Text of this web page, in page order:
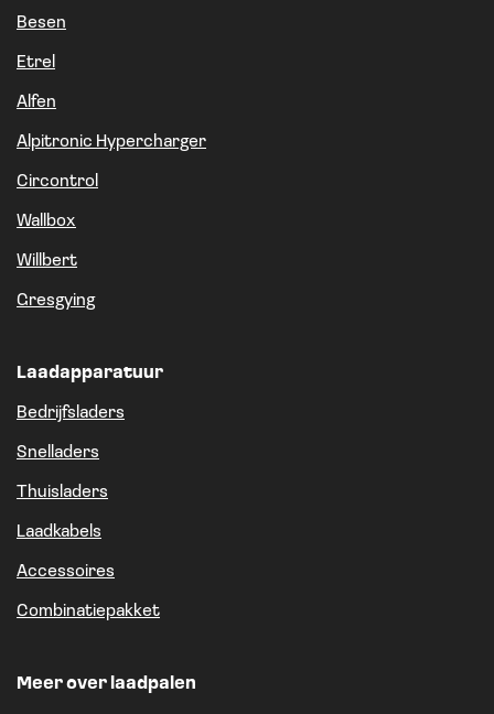
Besen
Etrel
Alfen
Alpitronic Hypercharger
Circontrol
Wallbox
Willbert
Gresgying
Laadapparatuur
Bedrijfsladers
Snelladers
Thuisladers
Laadkabels
Accessoires
Combinatiepakket
Meer over laadpalen